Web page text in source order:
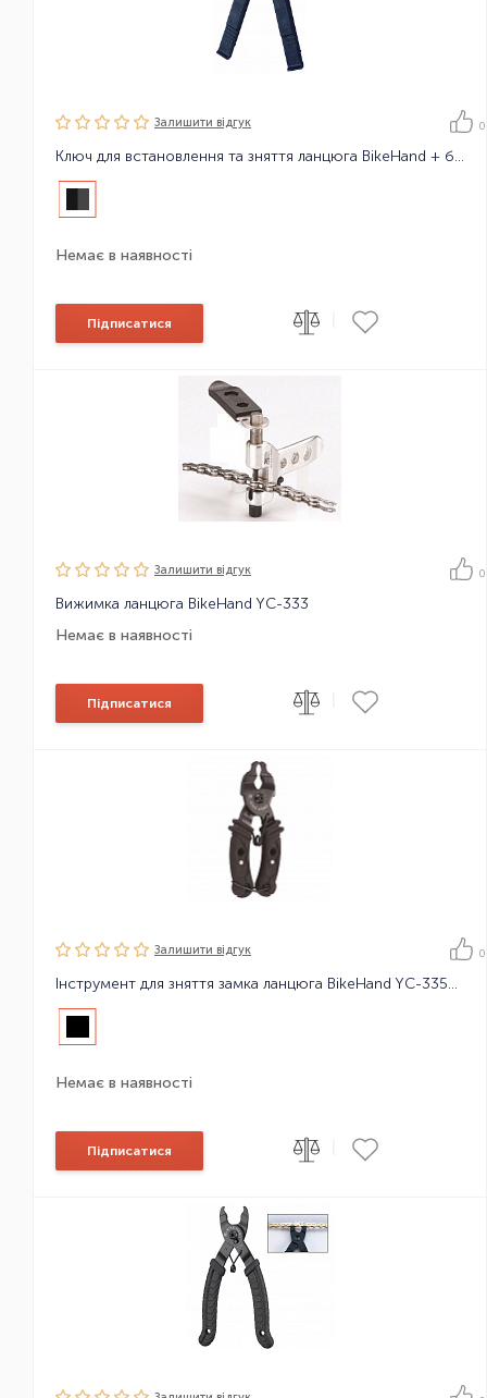
Залишити вiдгук 0
Ключ для встановлення та зняття ланцюга BikeHand + бортіровочні лопатки YC-335ST
Немає в наявності
Підписатися
Залишити вiдгук 0
Вижимка ланцюга BikeHand YC-333
Немає в наявності
Підписатися
Залишити вiдгук 0
Інструмент для зняття замка ланцюга BikeHand YC-335CO-S
Немає в наявності
Підписатися